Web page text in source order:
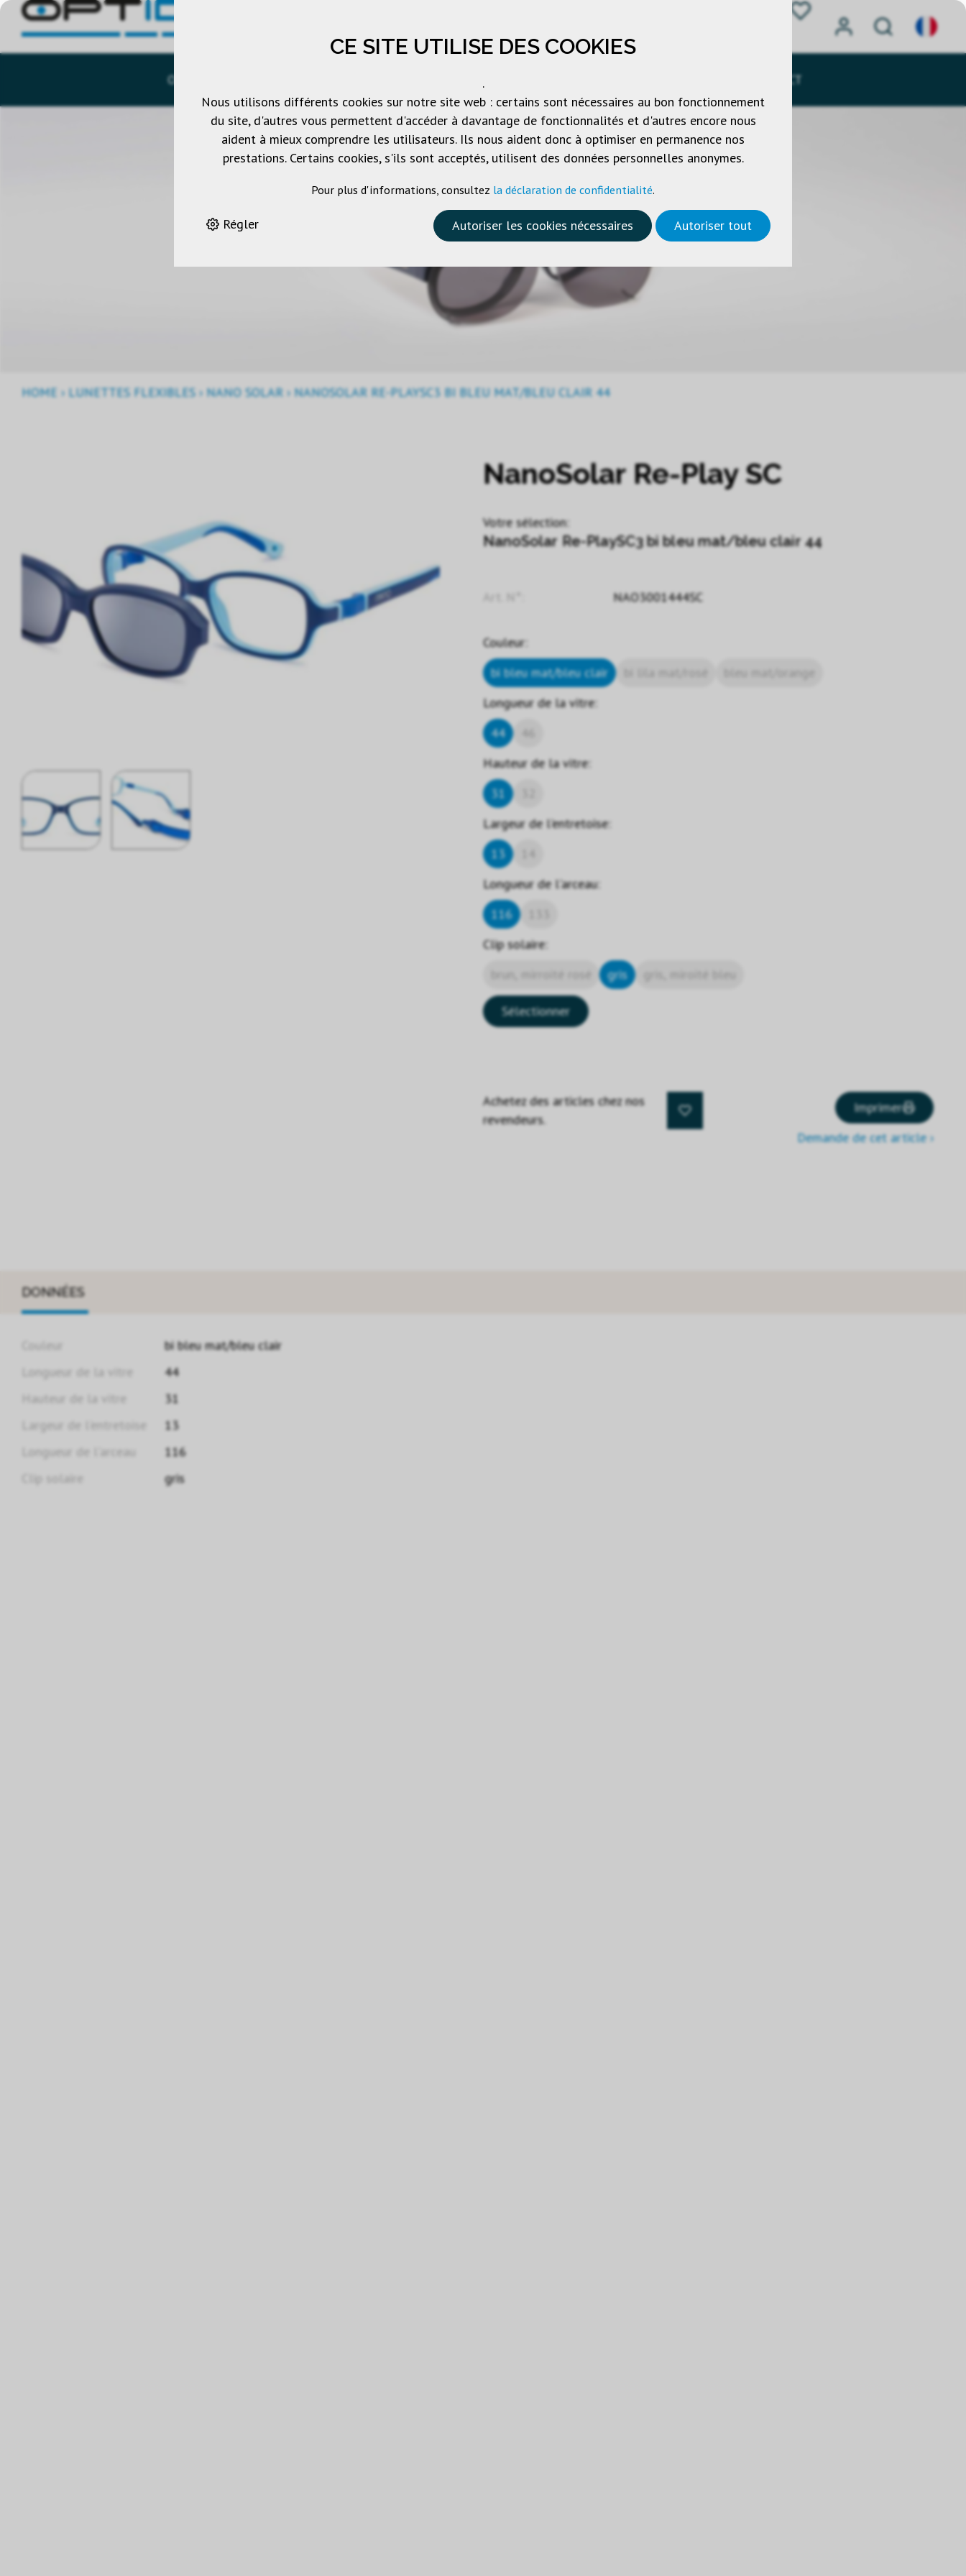
OPTIDEA-SHOP CONTACT
HOME › LUNETTES FLEXIBLES › NANO SOLAR › NANOSOLAR RE-PLAYSC3 BI BLEU MAT/BLEU CLAIR 44
NanoSolar Re-Play SC
Votre sélection:
NanoSolar Re-PlaySC3 bi bleu mat/bleu clair 44
NAO3001444SC
Couleur:
bi bleu mat/bleu clair
bi lila mat/rosé
bleu mat/orange
Longueur de la vitre:
44
46
Hauteur de la vitre:
31
Largeur de l'entretoise:
13
Longueur de l'arceau:
116
Clip solaire:
gris
Sélectionner
Achetez des articles chez nos
revendeurs.
Imprimer
Demande de cet article ›
DONNÉES
Couleur
bi bleu mat/bleu clair
Longueur de la vitre
44
Hauteur de la vitre
31
Largeur de l'entretoise
13
Longueur de l'arceau
116
Clip solaire
gris
CE SITE UTILISE DES COOKIES
.
Nous utilisons différents cookies sur notre site web : certains sont nécessaires au bon fonctionnement
du site, d'autres vous permettent d'accéder à davantage de fonctionnalités et d'autres encore nous
aident à mieux comprendre les utilisateurs. Ils nous aident donc à optimiser en permanence nos
prestations. Certains cookies, s'ils sont acceptés, utilisent des données personnelles anonymes.
Pour plus d'informations, consultez la déclaration de confidentialité.
Régler Autoriser les cookies nécessaires Autoriser tout